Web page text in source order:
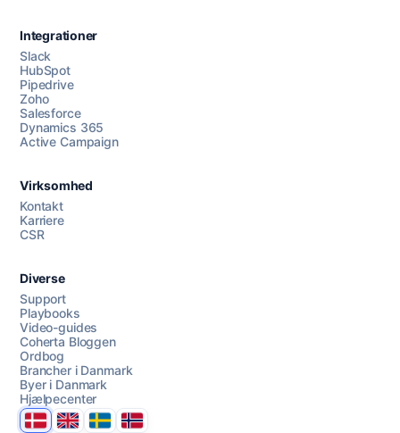
Chat med os
AI Campaign Assist
Integrationer
Slack
HubSpot
Pipedrive
Zoho
Salesforce
Dynamics 365
Active Campaign
Virksomhed
Kontakt
Karriere
CSR
Diverse
Support
Playbooks
Video-guides
Coherta Bloggen
Ordbog
Brancher i Danmark
Byer i Danmark
Hjælpecenter
DanmarkUnited Kingdom
SverigeNorge